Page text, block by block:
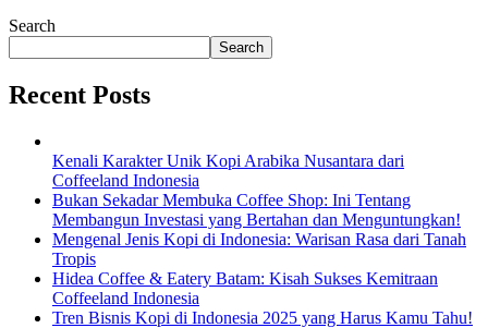
Search
Search
Recent Posts
Kenali Karakter Unik Kopi Arabika Nusantara dari
Coffeeland Indonesia
Bukan Sekadar Membuka Coffee Shop: Ini Tentang
Membangun Investasi yang Bertahan dan Menguntungkan!
Mengenal Jenis Kopi di Indonesia: Warisan Rasa dari Tanah
Tropis
Hidea Coffee & Eatery Batam: Kisah Sukses Kemitraan
Coffeeland Indonesia
Tren Bisnis Kopi di Indonesia 2025 yang Harus Kamu Tahu!